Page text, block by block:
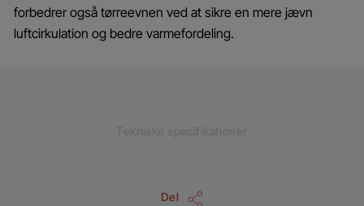
forbedrer også tørreevnen ved at sikre en mere jævn
luftcirkulation og bedre varmefordeling.
Del